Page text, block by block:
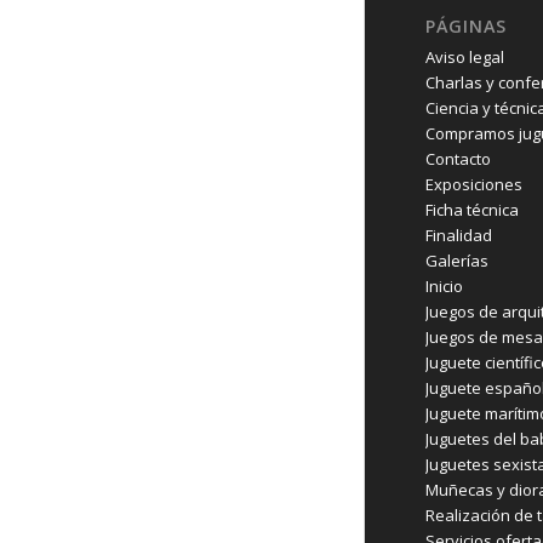
PÁGINAS
Aviso legal
Charlas y
Ciencia y
Compramos
Contacto
Exposiciones
Ficha técnica
Finalidad
Galerías
Inicio
Juegos de
Juegos de mesa
Juguete
Juguete
Juguete
Juguetes del
Juguetes
Muñecas y
Realización de